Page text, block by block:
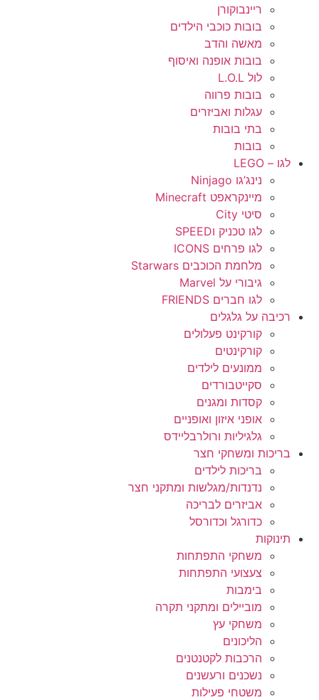
ריינבוקורן
בובות כוכבי הילדים
מאשה והדב
בובות אופנה ואיסוף
לול L.O.L
בובות פרווה
עגלות ואביזרים
בתי בובות
בובות
לגו – LEGO
נינג’גו Ninjago
מיינקראפט Minecraft
סיטי City
לגו טכניק וSPEED
לגו פרחים ICONS
מלחמת הכוכבים Starwars
גיבורי על Marvel
לגו חברים FRIENDS
רכיבה על גלגלים
קורקינט פעלולים
קורקינטים
ממונעים לילדים
סקייטבורדים
קסדות ומגנים
אופני איזון ואופניים
גלגיליות ורולרבליידס
בריכות ומשחקי חצר
בריכות לילדים
נדנדות/מגלשות ומתקני חצר
אביזרים לבריכה
כדורגל וכדורסל
תינוקות
משחקי התפתחות
צעצועי התפתחות
בימבות
מוביילים ומתקני תקרה
משחקי עץ
הליכונים
הרכבות לקטנטנים
נשכנים ורעשנים
משטחי פעילות